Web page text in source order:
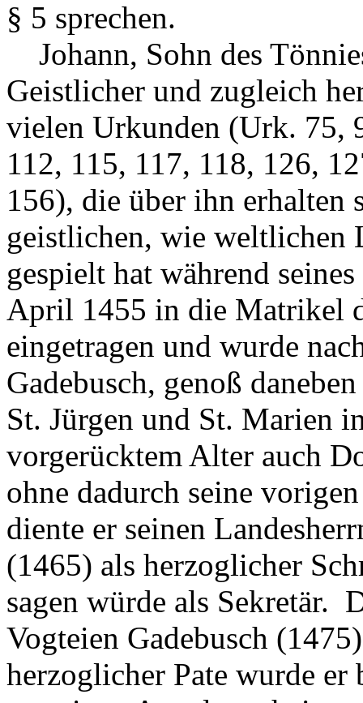
§ 5 sprechen.
Johann, Sohn des
Geistlicher und zugleich
vielen Urkunden (Urk. 75,
112, 115, 117, 118, 126,
156), die über ihn erhalten
geistlichen, wie weltlichen
gespielt hat während
April 1455 in die Matrikel
eingetragen und wurde
Gadebusch, genoß
St. Jürgen und St. Marien
vorgerücktem Alter auch
ohne dadurch seine
diente er seinen
(1465) als herzoglicher
sagen würde als Sekretär.
Vogteien Gadebusch
herzoglicher Pate wurde